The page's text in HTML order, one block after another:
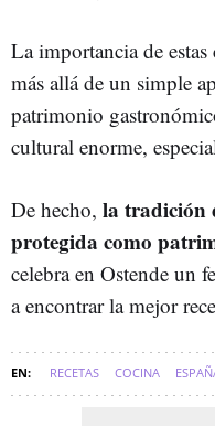
La importancia de
más allá de un simple
patrimonio
cultural enorme,
De hecho, la tradición
protegida como
celebra en Ostende un
a encontrar la mejor
RECETAS COCINA